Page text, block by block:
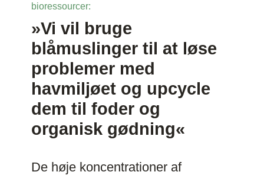
bioressourcer:
»Vi vil bruge
blåmuslinger til at løse
problemer med
havmiljøet og upcycle
dem til foder og
organisk gødning«
De høje koncentrationer af